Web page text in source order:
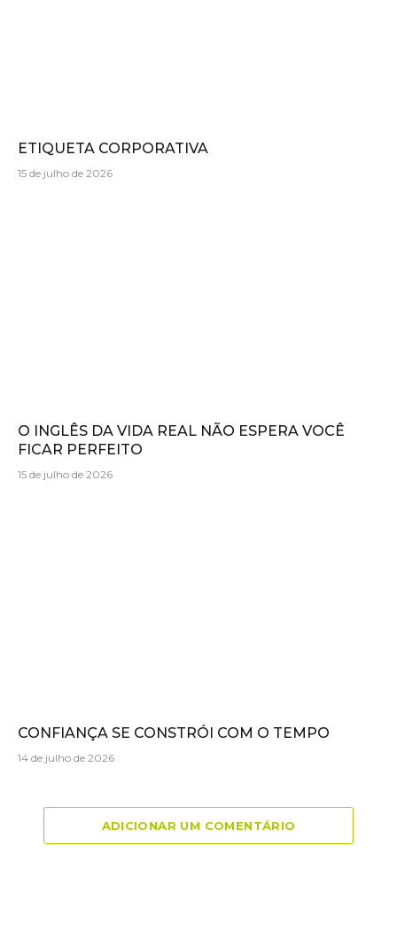
ETIQUETA CORPORATIVA
15 de julho de 2026
O INGLÊS DA VIDA REAL NÃO ESPERA VOCÊ
FICAR PERFEITO
15 de julho de 2026
CONFIANÇA SE CONSTRÓI COM O TEMPO
14 de julho de 2026
ADICIONAR UM COMENTÁRIO